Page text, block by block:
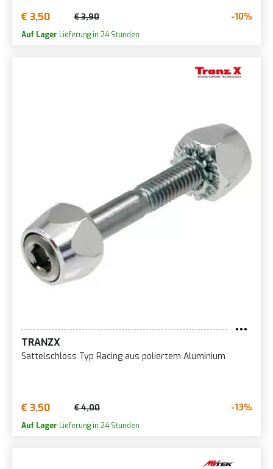
€ 3,50 € 3,90 -10%
Auf Lager Lieferung in 24 Stunden
TRANZX
Sattelschloss Typ Racing aus poliertem Aluminium
€ 3,50 € 4,00 -13%
Auf Lager Lieferung in 24 Stunden